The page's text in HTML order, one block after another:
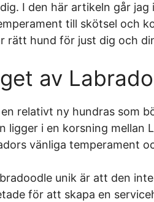
I den här artikeln går
till skötsel och
rätt hund för just dig och
av
relativt ny hundras som
ligger i en korsning mellan
vänliga temperament
unik är att den
för att skapa en